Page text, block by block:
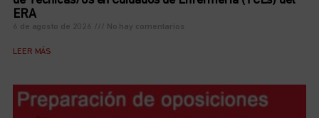
ERA
6 de agosto de 2026 No hay comentarios
LEER MÁS